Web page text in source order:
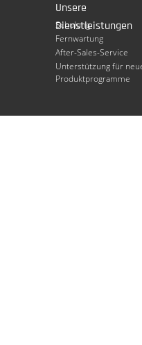
Unsere
Dienstleistungen
Schulung
Fernwartung
After-Sales-Service
Unterstützung für
Produktprogramme